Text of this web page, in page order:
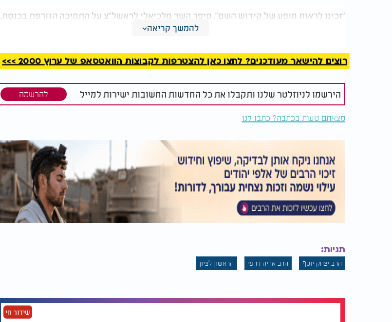
"זכינו לראות מופע של קידוש השם", סיפר השר מלכיאלי לראשל"צ על התמיכה הגורפת בכנסת.
יו"ר ועדת החינוך טייב הוסיף: "הנחלת תורתו ומורשתו של מרן חשובה לעיצוב דור העתיד".
להמשך קריאה
רוצים להישאר מעודכנים? לחצו כאן להצטרפות לקבוצות הוואטסאפ של ערוץ 2000 >>>
הירשמו לניוזלטר שלנו ותקבלו את כל החדשות החשובות ישירות למייל להרשמה
מצאתם טעות בכתבה? כתבו לנו
תגיות:
הרב יצחק יוסף הרב אריה דרעי הראשון לציון
שידור חי